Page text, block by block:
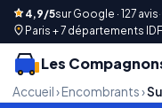
4,9/5sur Google · 127 avis·
Paris + 7 départements IDF
Les
Accueil› Encombrants›